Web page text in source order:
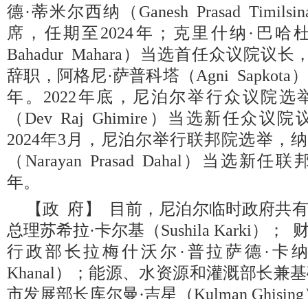
德·蒂米尔西纳（Ganesh Prasad
席，任期至2024年；克里什纳·巴哈
Bahadur Mahara）当选首任众议院议长
辞职，阿格尼·萨普科塔（Agni Sapkota
年。2022年底，尼泊尔举行众议院选
（Dev Raj Ghimire）当选新任众议院
2024年3月，尼泊尔举行联邦院选举，
（Narayan Prasad Dahal）当选新任
年。
【政 府】 目前，尼泊尔临时政府共
总理苏希拉·卡尔基（Sushila Karki）；
行政部长拉梅什沃尔·普拉萨德·卡纳
Khanal）；能源、水资源和灌溉部长兼
市发展部长库尔曼·吉星（Kulman